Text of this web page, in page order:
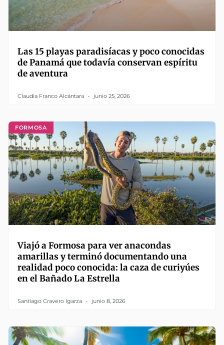
Las 15 playas paradisíacas y poco conocidas
de Panamá que todavía conservan espíritu
de aventura
Claudia Franco Alcántara junio 25, 2026
FORMOSA
Viajó a Formosa para ver anacondas
amarillas y terminó documentando una
realidad poco conocida: la caza de curiyúes
en el Bañado La Estrella
Santiago Cravero Igarza junio 8, 2026